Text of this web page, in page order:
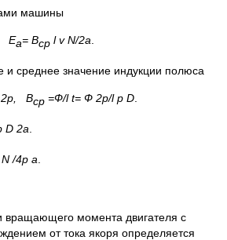
машины
Ea= Bсрl v N/2a.
среднее значение индукции полюса
2р, Вср =Ф/lt= Ф 2p/lp D.
D 2a
/4p a
вращающего момента двигателя с
от тока якоря определяется